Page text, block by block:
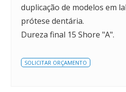
duplicação de modelos em
prótese dentária.
Dureza final 15 Shore "A".
SOLICITAR ORÇAMENTO